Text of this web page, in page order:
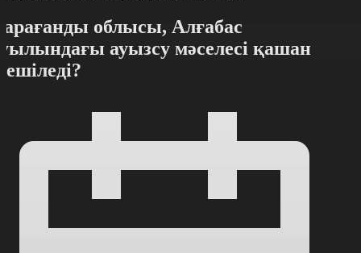
облысы, Алғабас
ауызсу мәселесі қашан